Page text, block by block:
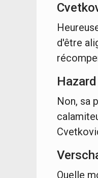
d'être
Non, sa
Quelle